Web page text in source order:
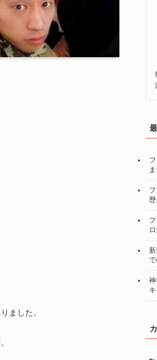
ました。